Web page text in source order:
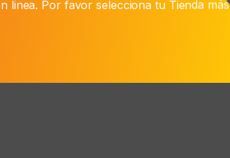
linea. Por favor selecciona tu Tienda más